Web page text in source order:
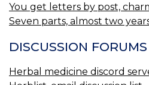
You get letters by post,
Seven parts, almost two
DISCUSSION FORUMS
Herbal medicine discord